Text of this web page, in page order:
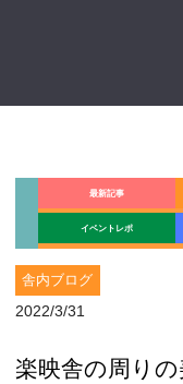
最新記事
イベントレポ
舎内ブログ
2022/3/31
楽映舎の周り